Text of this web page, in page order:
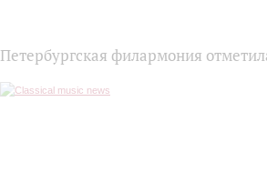
Петербургская филармония